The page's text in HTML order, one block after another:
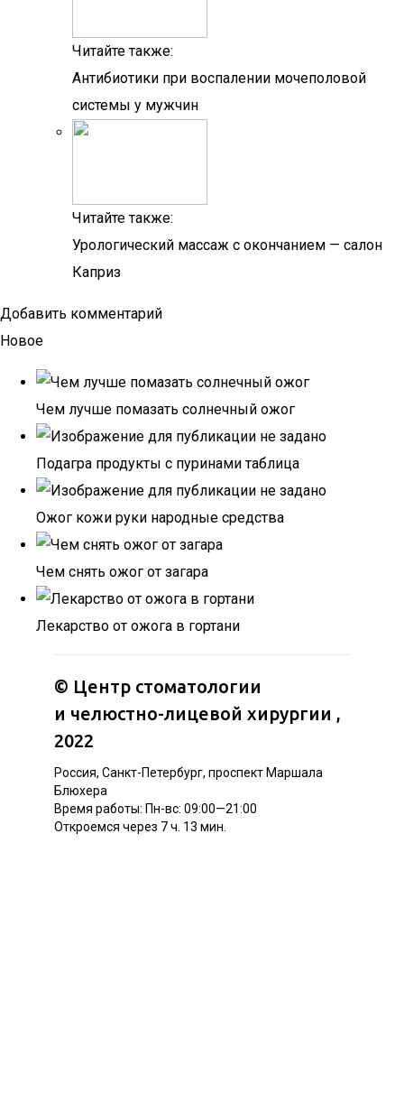
Читайте также:
Антибиотики при воспалении мочеполовой
системы у мужчин
Читайте также:
Урологический массаж с окончанием — салон
Каприз
Добавить комментарий
Новое
Чем лучше помазать солнечный ожог
Подагра продукты с пуринами таблица
Ожог кожи руки народные средства
Чем снять ожог от загара
Лекарство от ожога в гортани
© Центр стоматологии
и челюстно-лицевой хирургии ,
2022
Россия, Санкт-Петербург, проспект Маршала
Блюхера
Время работы: Пн-вс: 09:00—21:00
Откроемся через 7 ч. 13 мин.